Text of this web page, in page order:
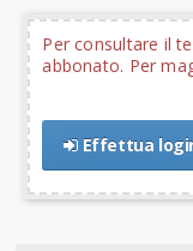
Per consultare il
abbonato. Per
Effettua